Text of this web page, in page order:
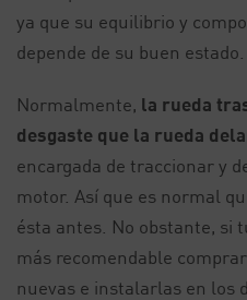
ya que su equilibrio y
depende de su buen estado.
Normalmente, la rueda
desgaste que la rueda
encargada de traccionar y
motor. Así que es normal
ésta antes. No obstante, si
más recomendable
nuevas e instalarlas en los